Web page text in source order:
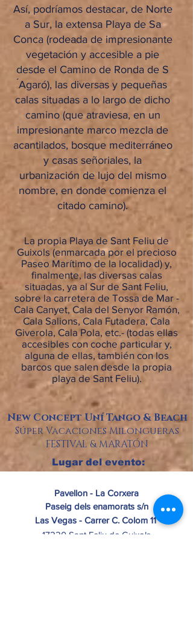
Así, podríamos destacar, de Norte
a Sur, la extensa Playa de Sa
Conca (rodeada de impresionante
vegetación y accesible a pie
desde el Camino de Ronda de S
́Agaró), las diversas y pequeñas
calas situadas a lo largo de dicho
camino (que atraviesa, en un
impresionante marco mezcla de
acantilados, bosque mediterráneo
y casas señoriales, la
urbanización de lujo del mismo
nombre, en donde comienza el
citado camino).
La propia Playa de Sant Feliu de
Guixols (enmarcada por el precioso
Paseo Marítimo de la localidad) y,
finalmente, las diversas calas
situadas, ya al Sur de Sant Feliu,
sobre la carretera de Tossa de Mar -
Cala Canyet, Cala del Senyor Ramón,
Cala Salions, Cala Futadera, Cala
Giverola, Cala Pola, etc.- (todas ellas
accesibles con coche particular y,
alguna de ellas, también con los
barcos que salen desde la propia
playa de Sant Feliu).
New Concept Uní Tango & Beach
Súper Vacaciones Milongueras
FESTIVAL & MARATÓN
Lugar del evento:
Pavellon - La Corxera
Paseig dels enamorats s/n
Las Vegas - Carrer C. Colom 11
17220 Sant Feliu de Guixols